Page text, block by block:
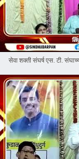
सेवा शक्ती संघर्ष एस. टी.